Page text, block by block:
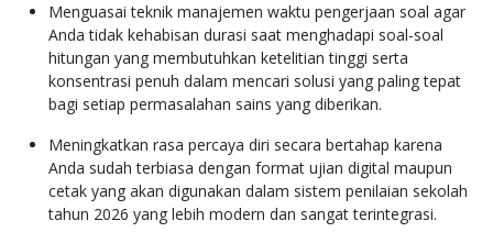
Menguasai teknik manajemen waktu pengerjaan soal agar
Anda tidak kehabisan durasi saat menghadapi soal-soal
hitungan yang membutuhkan ketelitian tinggi serta
konsentrasi penuh dalam mencari solusi yang paling tepat
bagi setiap permasalahan sains yang diberikan.
Meningkatkan rasa percaya diri secara bertahap karena
Anda sudah terbiasa dengan format ujian digital maupun
cetak yang akan digunakan dalam sistem penilaian sekolah
tahun 2026 yang lebih modern dan sangat terintegrasi.